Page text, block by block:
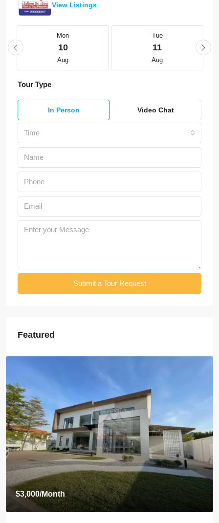
View Listings
Mon
10
Aug
Tue
11
Aug
Tour Type
In Person Video Chat
Time
Submit a Tour Request
Featured
$3,500/Month